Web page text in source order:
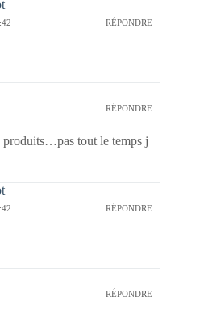
RÉPONDRE
RÉPONDRE
tout le temps j
RÉPONDRE
RÉPONDRE